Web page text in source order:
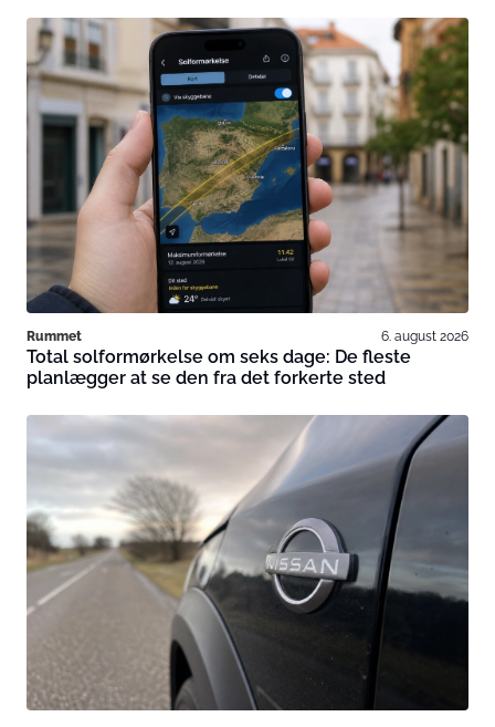
Rummet 6. august 2026
Total solformørkelse om seks dage: De fleste
planlægger at se den fra det forkerte sted